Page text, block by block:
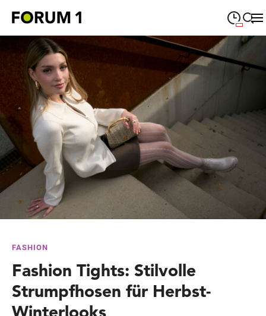
Suche schließen
Montag
MONTAG 09:00 19:00
Dienstag
DIENSTAG
Mittwoch
MITTWOCH
Donnerstag
DONNERSTAG
Freitag
FREITAG 09:00 19:00
Samstag
SAMSTAG 09:00
FASHION
Fashion Tights: Stilvolle
Strumpfhosen für Herbst-